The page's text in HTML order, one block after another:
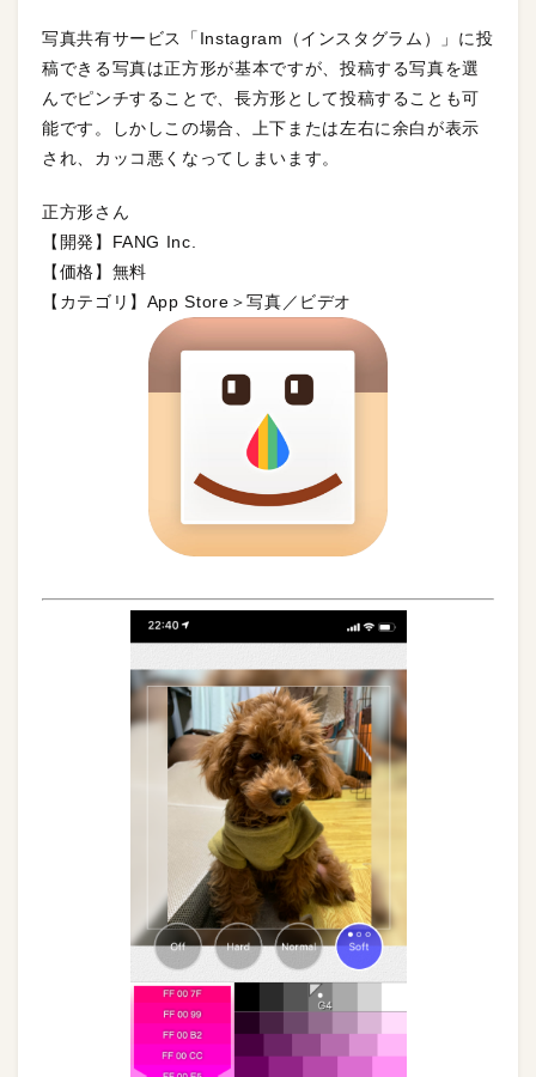
写真共有サービス「Instagram（インスタグラム）」に投
稿できる写真は正方形が基本ですが、投稿する写真を選
んでピンチすることで、長方形として投稿することも可
能です。しかしこの場合、上下または左右に余白が表示
され、カッコ悪くなってしまいます。
正方形さん
【開発】FANG Inc.
【価格】無料
【カテゴリ】App Store＞写真／ビデオ